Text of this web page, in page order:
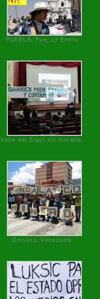
PUEBLA, Pue, 27 Enero
Valle del Elqui sin minería.
Orinoco, Venezuela